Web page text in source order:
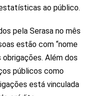
ao público.
pela Serasa no mês
estão com “nome
obrigações. Além dos
públicos como
está vinculada